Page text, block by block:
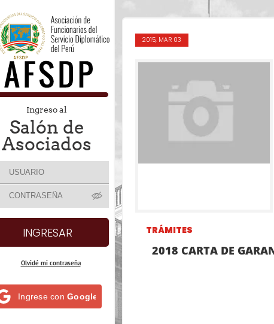
Ingreso al
Salón de
Asociados
Olvidé mi contraseña
Ingrese con Google
2015, MAR 03
TRÁMITES
2018 CARTA DE